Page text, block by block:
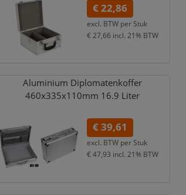
€ 22,86
excl. BTW per Stuk
€ 27,66 incl. 21% BTW
Aluminium Diplomatenkoffer
460x335x110mm 16.9 Liter
€ 39,61
excl. BTW per Stuk
€ 47,93 incl. 21% BTW